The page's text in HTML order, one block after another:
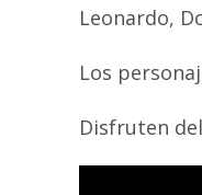
Leonardo,
Los
Disfruten